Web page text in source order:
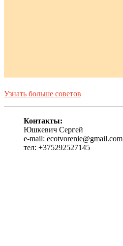
Узнать больше советов
Контакты:
Юшкевич Сергей
e-mail: ecotvorenie@gmail.com
тел: +375292527145